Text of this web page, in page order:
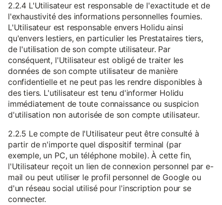
2.2.4 L'Utilisateur est responsable de l'exactitude et de
l'exhaustivité des informations personnelles fournies.
L'Utilisateur est responsable envers Holidu ainsi
qu'envers lestiers, en particulier les Prestataires tiers,
de l'utilisation de son compte utilisateur. Par
conséquent, l'Utilisateur est obligé de traiter les
données de son compte utilisateur de manière
confidentielle et ne peut pas les rendre disponibles à
des tiers. L'utilisateur est tenu d'informer Holidu
immédiatement de toute connaissance ou suspicion
d'utilisation non autorisée de son compte utilisateur.
2.2.5 Le compte de l'Utilisateur peut être consulté à
partir de n'importe quel dispositif terminal (par
exemple, un PC, un téléphone mobile). À cette fin,
l'Utilisateur reçoit un lien de connexion personnel par e-
mail ou peut utiliser le profil personnel de Google ou
d'un réseau social utilisé pour l'inscription pour se
connecter.